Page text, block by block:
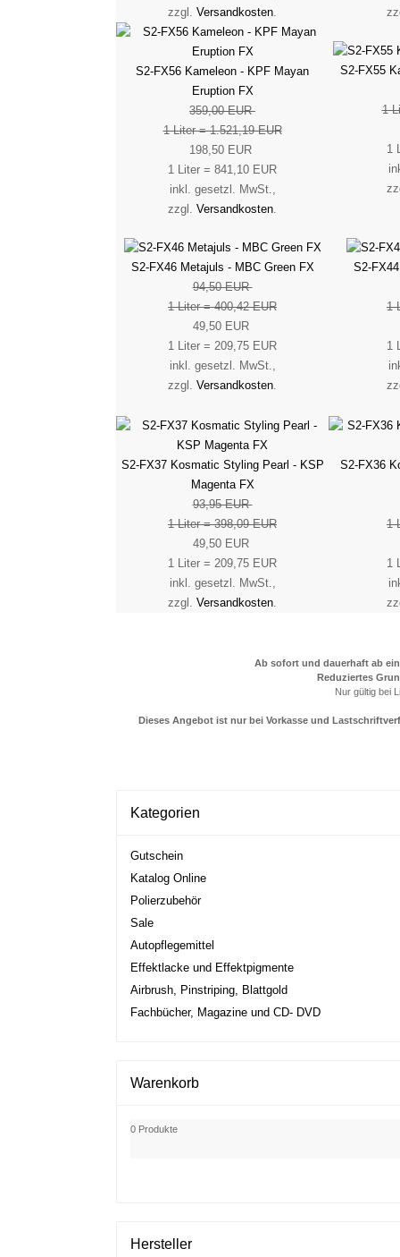
zzgl. Versandkosten
S2-FX56 Kameleon - KPF Mayan
Eruption FX
359,00 EUR
1 Liter = 1.521,19 EUR
198,50 EUR
1 Liter = 841,10 EUR
inkl. gesetzl. MwSt.,
zzgl. Versandkosten
S2-FX55
1
1
S2-FX46 Metajuls - MBC Green FX
94,50 EUR
1 Liter = 400,42 EUR
49,50 EUR
1 Liter = 209,75 EUR
inkl. gesetzl. MwSt.,
zzgl. Versandkosten.
S2-
1
1
S2-FX37 Kosmatic Styling Pearl - KSP
Magenta FX
93,95 EUR
1 Liter = 398,09 EUR
49,50 EUR
1 Liter = 209,75 EUR
inkl. gesetzl. MwSt.,
zzgl. Versandkosten
S2-FX36
1
1
Ab sofort und dauerhaft ab
Reduziertes
Nur gültig bei
Dieses Angebot ist nur bei Vorkasse und
Kategorien
Gutschein
Katalog Online
Polierzubehör
Sale
Autopflegemittel
Effektlacke und Effektpigmente
Airbrush, Pinstriping, Blattgold
Fachbücher, Magazine und CD- DVD
Warenkorb
0 Produkte
Hersteller